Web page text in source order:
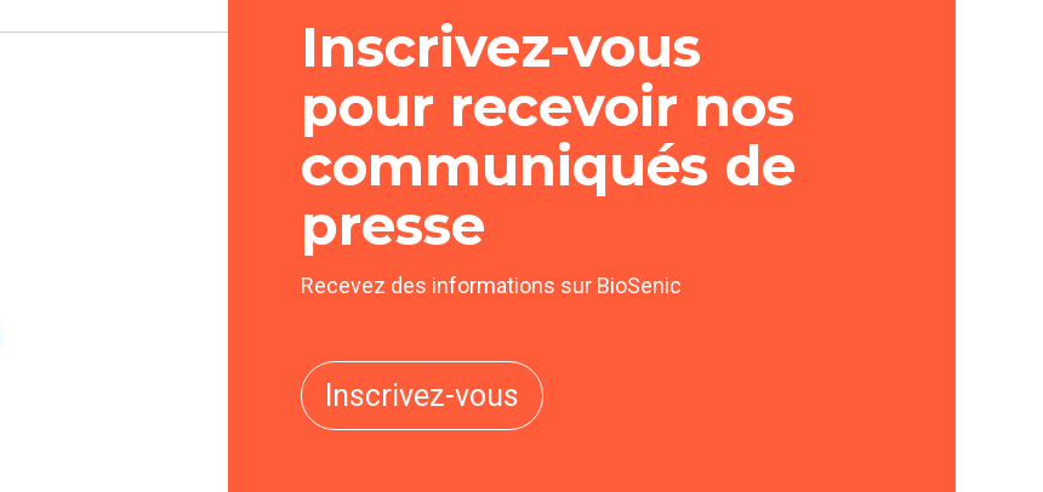
Inscrivez-vous
pour recevoir nos
communiqués de
presse
Recevez des informations sur BioSenic
Inscrivez-vous